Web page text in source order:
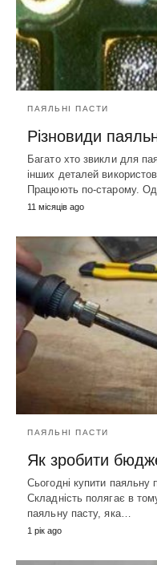
ПАЯЛЬНІ ПАСТИ
Різновиди
Багато хто звикли для
інших деталей
Працюють по-старому.
11 місяців ago
ПАЯЛЬНІ ПАСТИ
Як зробити
Сьогодні купити паяльну
Складність полягає в
паяльну пасту, яка…
1 рік ago